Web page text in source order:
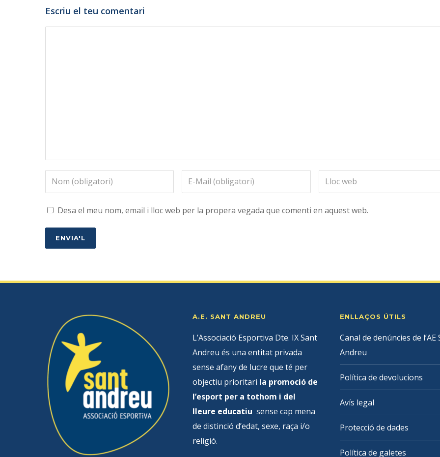
Escriu el teu comentari
Desa el meu nom, email i lloc web per la propera vegada que comenti en aquest web.
A.E. SANT ANDREU
L’Associació Esportiva Dte. IX Sant
Andreu és una entitat privada
sense afany de lucre que té per
objectiu prioritari la promoció de
l’esport per a tothom i del
lleure educatiu sense cap mena
de distinció d’edat, sexe, raça i/o
religió.
ENLLAÇOS ÚTILS
Canal de denúncies de l’AE
Andreu
Política de devolucions
Avís legal
Protecció de dades
Política de galetes